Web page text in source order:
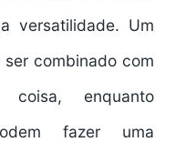
versatilidade. Um
combinado com
coisa, enquanto
fazer uma